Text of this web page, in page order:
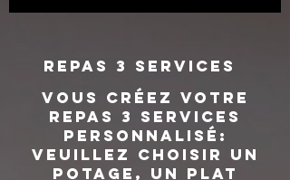
REPAS 3 SERVICES
vous créez votre
repas 3 services
personnalisé:
Veuillez choisir un
potage, un plat